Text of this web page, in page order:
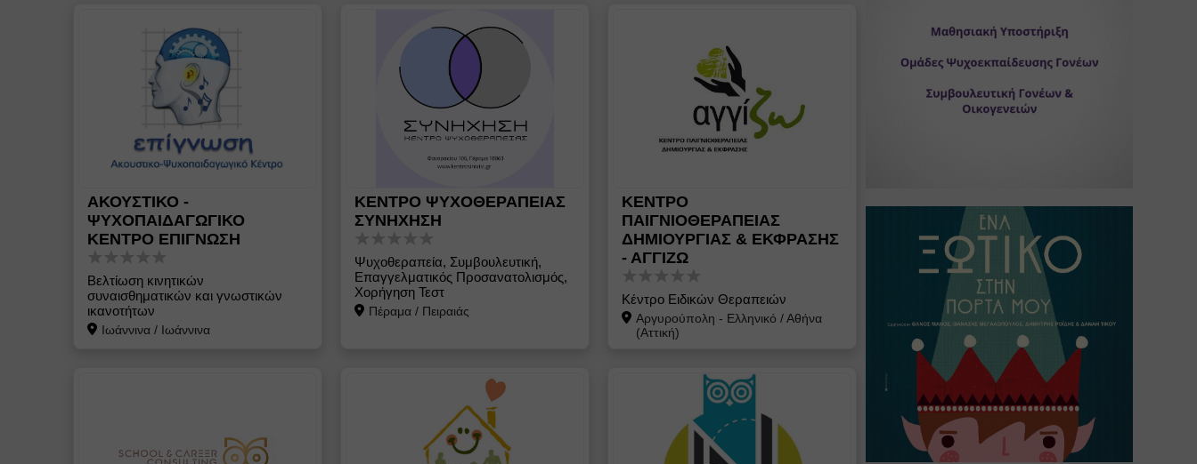
ΑΚΟΥΣΤΙΚΟ -
ΨΥΧΟΠΑΙΔΑΓΩΓΙΚΟ
ΚΕΝΤΡΟ ΕΠΙΓΝΩΣΗ
Βελτίωση κινητικών
συναισθηματικών και γνωστικών
ικανοτήτων
Ιωάννινα/ Ιωάννινα
ΚΕΝΤΡΟ ΨΥΧΟΘΕΡΑΠΕΙΑΣ
ΣΥΝΗΧΗΣΗ
Ψυχοθεραπεία, Συμβουλευτική,
Επαγγελματικός Προσανατολισμός,
Χορήγηση Τεστ
Πέραμα/ Πειραιάς
ΚΕΝΤΡΟ
ΠΑΙΓΝΙΟΘΕΡΑΠΕΙΑΣ
ΔΗΜΙΟΥΡΓΙΑΣ & ΕΚΦΡΑΣΗΣ
- ΑΓΓΙΖΩ
Κέντρο Ειδικών Θεραπειών
Αργυρούπολη - Ελληνικό /Αθήνα
(Αττική)